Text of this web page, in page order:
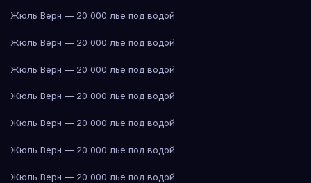
Жюль Верн — 20 000 лье под водой
Жюль Верн — 20 000 лье под водой
Жюль Верн — 20 000 лье под водой
Жюль Верн — 20 000 лье под водой
Жюль Верн — 20 000 лье под водой
Жюль Верн — 20 000 лье под водой
Жюль Верн — 20 000 лье под водой